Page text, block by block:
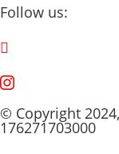
Follow us:
© Copyright
176271703000